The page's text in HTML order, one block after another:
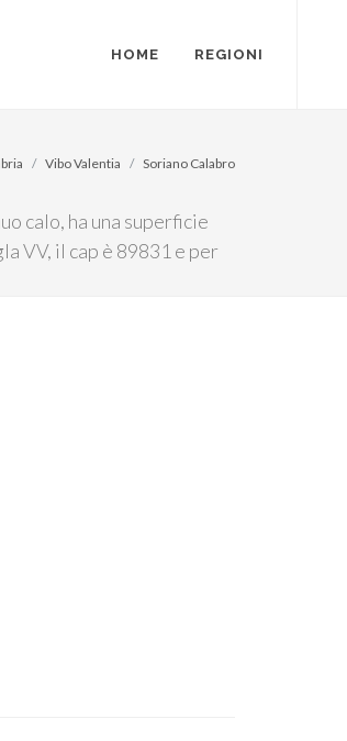
HOME REGIONI
calo, ha una superficie
VV, il cap è 89831 e per
Vibo Valentia Soriano Calabro